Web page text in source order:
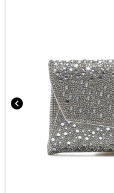
chevron_left